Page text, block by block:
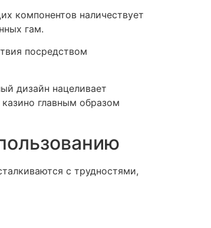
компонентов наличествует
гам.
посредством
дизайн нацеливает
главным образом
с трудностями,